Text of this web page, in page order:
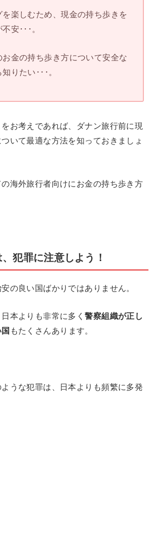
を楽しむため、現金の持ち歩きを
安･･･。
お金の持ち歩き方について安全な
りたい･･･。
お考えであれば、ダナン旅行前に現
いて最適な方法を知っておきましょ
海外旅行者向けにお金の持ち歩き方
犯罪に注意しよう！
の良い国ばかりではありません。
本よりも非常に多く警察組織が正し
もたくさんあります。
うな犯罪は、日本よりも頻繁に多発